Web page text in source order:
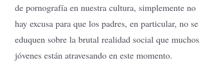
de pornografía en nuestra cultura, simplemente no
hay excusa para que los padres, en particular, no se
eduquen sobre la brutal realidad social que muchos
jóvenes están atravesando en este momento.